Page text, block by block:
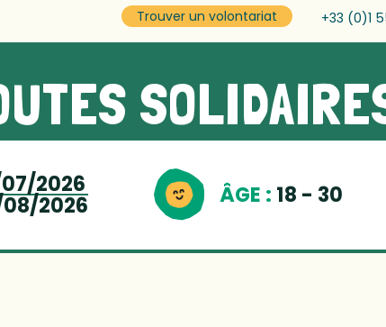
Trouver un volontariat +33 (0)1
2026
2026 ÂGE : 18 - 30